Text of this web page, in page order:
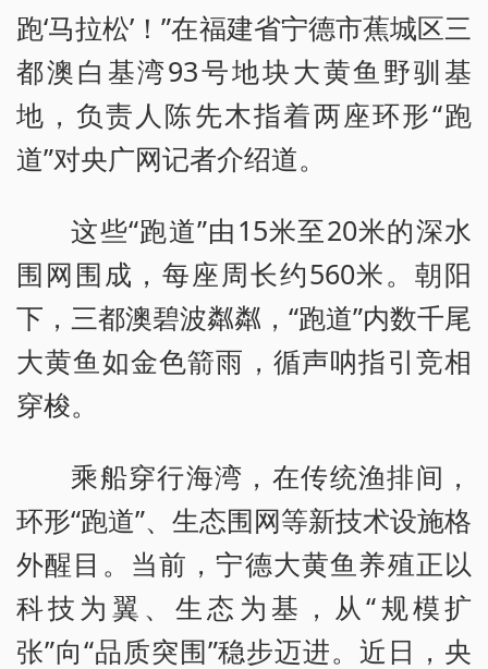
跑‘马拉松’！”在福建省宁德市蕉城区三
都澳白基湾93号地块大黄鱼野驯基
地，负责人陈先木指着两座环形“跑
道”对央广网记者介绍道。
这些“跑道”由15米至20米的深水
围网围成，每座周长约560米。朝阳
下，三都澳碧波粼粼，“跑道”内数千尾
大黄鱼如金色箭雨，循声呐指引竞相
穿梭。
乘船穿行海湾，在传统渔排间，
环形“跑道”、生态围网等新技术设施格
外醒目。当前，宁德大黄鱼养殖正以
科技为翼、生态为基，从“规模扩
张”向“品质突围”稳步迈进。近日，央